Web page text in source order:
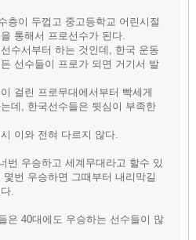
층이 두껍고 중고등학교 어린시절
통해서 프로선수가 된다.
수서부터 하는 것인데, 한국 운동
선수들이 프로가 되면 거기서 발
걸린 프로무대에서부터 빡세게
데, 한국선수들은 뒷심이 부족한
이와 전혀 다르지 않다.
번 우승하고 세계무대라고 할수 있
번 우승하면 그때부터 내리막길
.
은 40대에도 우승하는 선수들이 많